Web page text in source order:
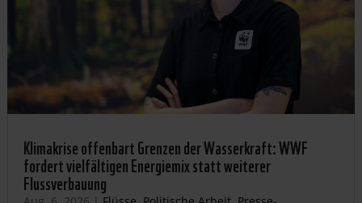
Klimakrise offenbart Grenzen der Wasserkraft: WWF
fordert vielfältigen Energiemix statt weiterer
Flussverbauung